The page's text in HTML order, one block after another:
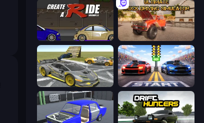
Create-A-Ride Ultimate Truck Driving Simulator 2020
Wrong Way Street Racer 2